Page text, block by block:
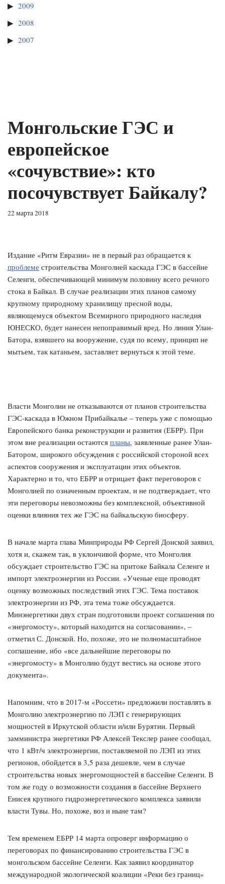
2009
2008
2007
Монгольские ГЭС и
европейское
«сочувствие»: кто
посочувствует Байкалу?
22 марта 2018
Издание «Ритм Евразии» не в первый раз обращается к
проблеме строительства Монголией каскада ГЭС в бассейне
Селенги, обеспечивающей минимум половину всего речного
стока в Байкал. В случае реализации этих планов самому
крупному природному хранилищу пресной воды,
являющемуся объектом Всемирного природного наследия
ЮНЕСКО, будет нанесен непоправимый вред. Но линия Улан-
Батора, взявшего на вооружение, судя по всему, принцип не
мытьем, так катаньем, заставляет вернуться к этой теме.
Власти Монголии не отказываются от планов строительства
ГЭС-каскада в Южном Прибайкалье – теперь уже с помощью
Европейского банка реконструкции и развития (ЕБРР). При
этом вне реализации остаются планы, заявленные ранее Улан-
Батором, широкого обсуждения с российской стороной всех
аспектов сооружения и эксплуатации этих объектов.
Характерно и то, что ЕБРР и отрицает факт переговоров с
Монголией по означенным проектам, и не подтверждает, что
эти переговоры невозможны без комплексной, объективной
оценки влияния тех же ГЭС на байкальскую биосферу.
В начале марта глава Минприроды РФ Сергей Донской заявил,
хотя и, скажем так, в уклончивой форме, что Монголия
обсуждает строительство ГЭС на притоке Байкала Селенге и
импорт электроэнергии из России. «Ученые еще проводят
оценку возможных последствий этих ГЭС. Тема поставок
электроэнергии из РФ, эта тема тоже обсуждается.
Минэнергетики двух стран подготовили проект соглашения по
«энергомосту», который находится на согласовании», –
отметил С. Донской. Но, похоже, это не полномасштабное
соглашение, ибо «все дальнейшие переговоры по
«энергомосту» в Монголию будут вестись на основе этого
документа».
Напомним, что в 2017-м «Россети» предложили поставлять в
Монголию электроэнергию по ЛЭП с генерирующих
мощностей в Иркутской области и/или Бурятии. Первый
замминистра энергетики РФ Алексей Текслер ранее сообщал,
что 1 кВт/ч электроэнергии, поставляемой по ЛЭП из этих
регионов, обойдется в 3,5 раза дешевле, чем в случае
строительства новых энергомощностей в бассейне Селенги. В
том же году о возможности создания в бассейне Верхнего
Енисея крупного гидроэнергетического комплекса заявили
власти Тувы. Но, похоже, воз и ныне там?
Тем временем ЕБРР 14 марта опроверг информацию о
переговорах по финансированию строительства ГЭС в
монгольском бассейне Селенги. Как заявил координатор
международной экологической коалиции «Реки без границ»